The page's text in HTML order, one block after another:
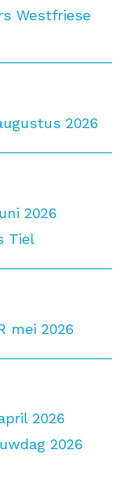
Westfriese
2026
2026
Tiel
mei 2026
2026
2026